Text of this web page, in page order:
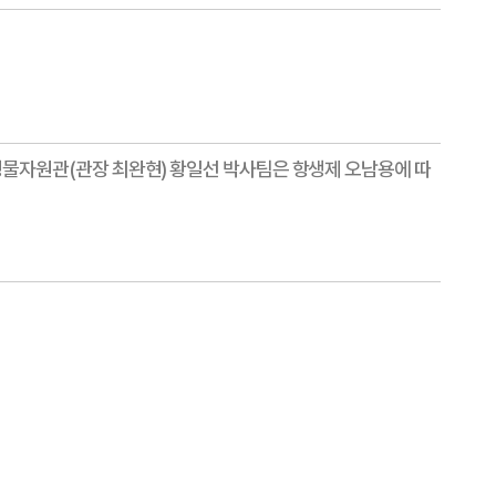
자원관(관장 최완현) 황일선 박사팀은 항생제 오남용에 따